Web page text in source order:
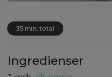
35 min. total
Ingredienser